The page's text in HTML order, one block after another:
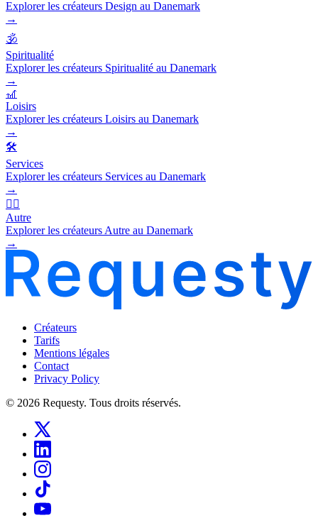
Explorer les créateurs Design au Danemark
→
🕉️
Spiritualité
Explorer les créateurs Spiritualité au Danemark
→
🎢
Loisirs
Explorer les créateurs Loisirs au Danemark
→
🛠️
Services
Explorer les créateurs Services au Danemark
→
🧜‍♂️
Autre
Explorer les créateurs Autre au Danemark
→
Créateurs
Tarifs
Mentions légales
Contact
Privacy Policy
© 2026 Requesty. Tous droits réservés.